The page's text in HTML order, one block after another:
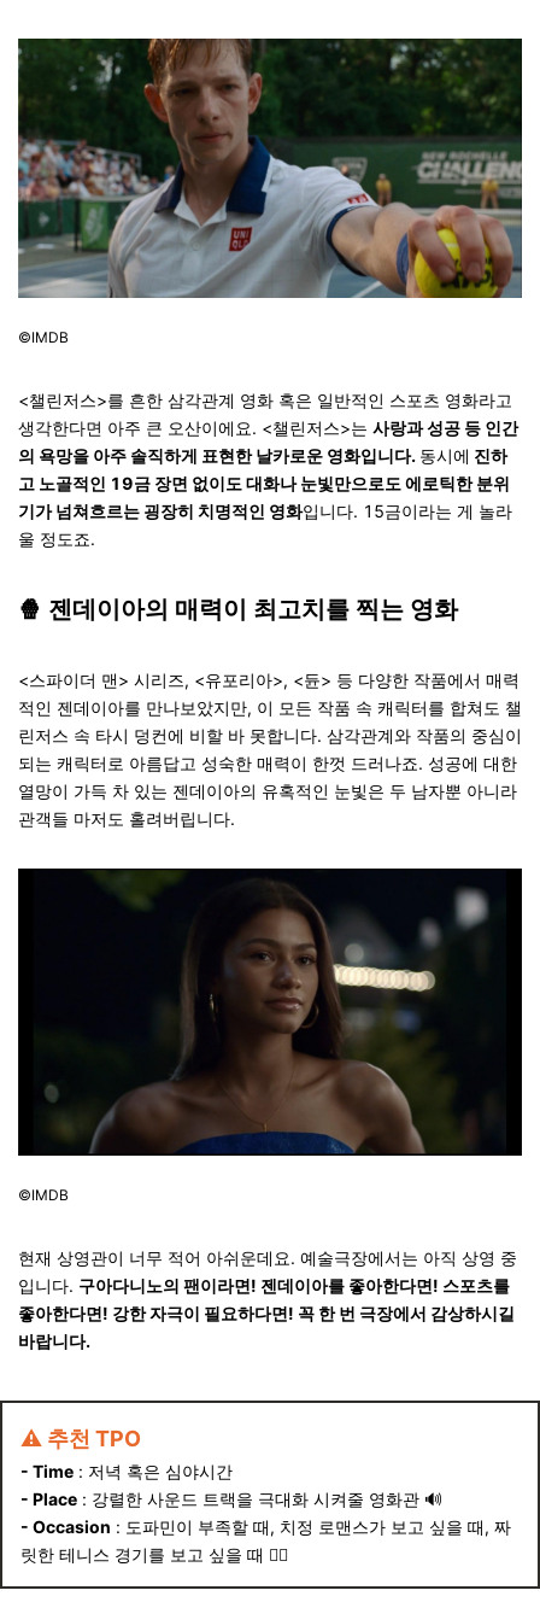
©IMDB
<챌린저스>를 흔한 삼각관계 영화 혹은 일반적인 스포츠 영화라고
생각한다면 아주 큰 오산이에요. <챌린저스>는 사랑과 성공 등 인간
의 욕망을 아주 솔직하게 표현한 날카로운 영화입니다. 동시에 진하
고 노골적인 19금 장면 없이도 대화나 눈빛만으로도 에로틱한 분위
기가 넘쳐흐르는 굉장히 치명적인 영화입니다. 15금이라는 게 놀라
울 정도죠.
🍿 젠데이아의 매력이 최고치를 찍는 영화
<스파이더 맨> 시리즈, <유포리아>, <듄> 등 다양한 작품에서 매력
적인 젠데이아를 만나보았지만, 이 모든 작품 속 캐릭터를 합쳐도 챌
린저스 속 타시 덩컨에 비할 바 못합니다. 삼각관계와 작품의 중심이
되는 캐릭터로 아름답고 성숙한 매력이 한껏 드러나죠. 성공에 대한
열망이 가득 차 있는 젠데이아의 유혹적인 눈빛은 두 남자뿐 아니라
관객들 마저도 홀려버립니다.
©IMDB
현재 상영관이 너무 적어 아쉬운데요. 예술극장에서는 아직 상영 중
입니다. 구아다니노의 팬이라면! 젠데이아를 좋아한다면! 스포츠를
좋아한다면! 강한 자극이 필요하다면! 꼭 한 번 극장에서 감상하시길
바랍니다.
⚠️ 추천 TPO
- Time : 저녁 혹은 심야시간
- Place : 강렬한 사운드 트랙을 극대화 시켜줄 영화관 🔊
- Occasion : 도파민이 부족할 때, 치정 로맨스가 보고 싶을 때, 짜
릿한 테니스 경기를 보고 싶을 때 ❤️‍🔥